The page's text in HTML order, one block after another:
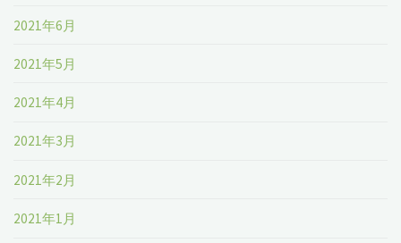
2021年6月
2021年5月
2021年4月
2021年3月
2021年2月
2021年1月